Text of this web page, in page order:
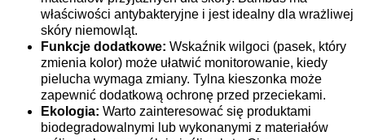
właściwości antybakteryjne i jest idealny dla wrażliwej
skóry niemowląt.
Funkcje dodatkowe: Wskaźnik wilgoci (pasek, który
zmienia kolor) może ułatwić monitorowanie, kiedy
pielucha wymaga zmiany. Tylna kieszonka może
zapewnić dodatkową ochronę przed przeciekami.
Ekologia: Warto zainteresować się produktami
biodegradowalnymi lub wykonanymi z materiałów